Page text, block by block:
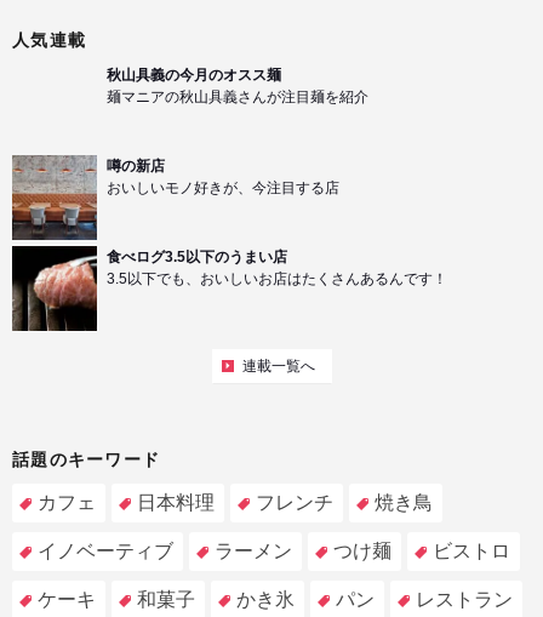
人気連載
秋山具義の今月のオスス麺
麺マニアの秋山具義さんが注目麺を紹介
噂の新店
おいしいモノ好きが、今注目する店
食べログ3.5以下のうまい店
3.5以下でも、おいしいお店はたくさんあるんです！
連載一覧へ
話題のキーワード
カフェ 日本料理 フレンチ 焼き鳥
イノベーティブ ラーメン つけ麺 ビストロ
ケーキ 和菓子 かき氷 パン レストラン